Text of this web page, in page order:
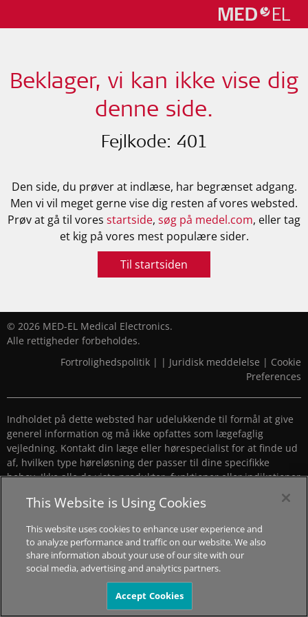
Beklager, vi kan ikke vise dig
denne side.
Fejlkode: 401
Den side, du prøver at indlæse, har begrænset adgang.
Men vi vil meget gerne vise dig resten af vores websted.
Prøv at gå til vores startside, søg på medel.com, eller tag
et kig på vores mest populære sider.
Til startsiden
© 2026 MED-EL Medical Electronics.
Alle rettigheder forbeholdes.
Fortrolighedspolitik | | Juridisk meddelelse | Cookie
Preferences
Indholdet på dette websted har udelukkende til formål at give
generel information og må ikke opfattes som lægefaglig
vejledning. Kontakt din læge eller hørespecialist for at finde ud
af, hvilken type høreløsning der passer til dine specifikke
behov. Ikke alle de viste produkter, funktioner eller indikationer
This Website is Using Cookies
This website uses cookies to enhance user experience and
to analyze performance and traffic on our website. We also
share information about your use of our site with our
social media, advertising and analytics partners.
Accept Cookies